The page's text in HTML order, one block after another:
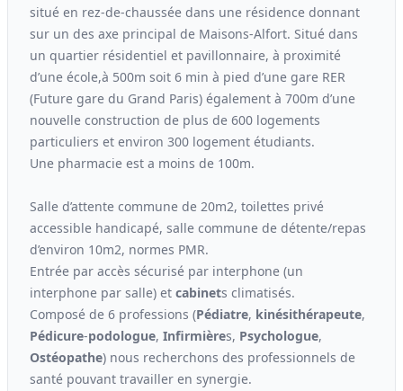
situé en rez-de-chaussée dans une résidence donnant
sur un des axe principal de Maisons-Alfort. Situé dans
un quartier résidentiel et pavillonnaire, à proximité
d’une école,à 500m soit 6 min à pied d’une gare RER
(Future gare du Grand Paris) également à 700m d’une
nouvelle construction de plus de 600 logements
particuliers et environ 300 logement étudiants.
Une pharmacie est a moins de 100m.
Salle d’attente commune de 20m2, toilettes privé
accessible handicapé, salle commune de détente/repas
d’environ 10m2, normes PMR.
Entrée par accès sécurisé par interphone (un
interphone par salle) et cabinets climatisés.
Composé de 6 professions (Pédiatre, kinésithérapeute,
Pédicure-podologue, Infirmières, Psychologue,
Ostéopathe) nous recherchons des professionnels de
santé pouvant travailler en synergie.